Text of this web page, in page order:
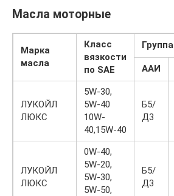
Масла моторные
Марка
масла
Класс
вязкости
по SAE
Группа
ААИ
ЛУКОЙЛ
ЛЮКС
5W-30,
5W-40
10W-
40,15W-40
Б5/
Д3
ЛУКОЙЛ
ЛЮКС
0W-40,
5W-20,
5W-30,
5W-50,
Б5/
Д3